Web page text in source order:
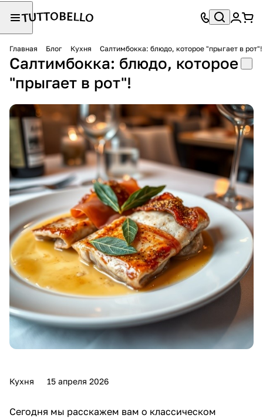
Главная Блог Кухня Салтимбокка: блюдо, которое "прыгает в рот"!
Салтимбокка: блюдо, которое
"прыгает в рот"!
Кухня 15 апреля 2026
Сегодня мы расскажем вам о классическом